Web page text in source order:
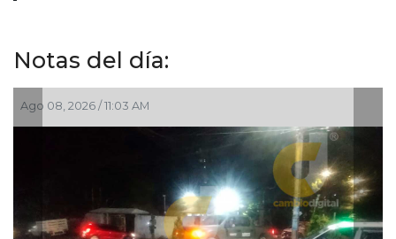
Notas del día:
AM